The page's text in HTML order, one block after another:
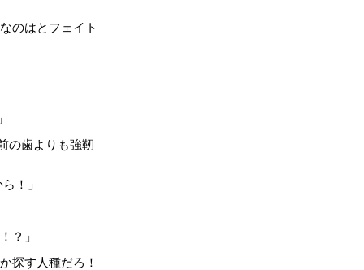
のはとフェイト
の歯よりも強靭
！」
？」
探す人種だろ！